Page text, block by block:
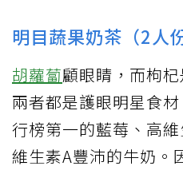
明目蔬果奶茶（2人份
胡蘿蔔顧眼睛，而枸
兩者都是護眼明星食
行榜第一的藍莓、高
維生素A豐沛的牛奶。